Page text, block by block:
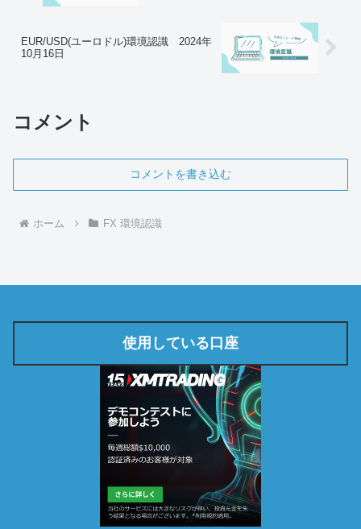
EUR/USD(ユーロドル)環境認識 2024年
10月16日
コメント
コメントを書き込む
ホーム FX 環境認識
使用している口座